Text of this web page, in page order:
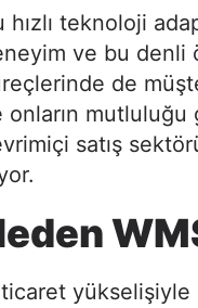
hızlı teknoloji
ve bu denli
de
onların mutluluğu
satış